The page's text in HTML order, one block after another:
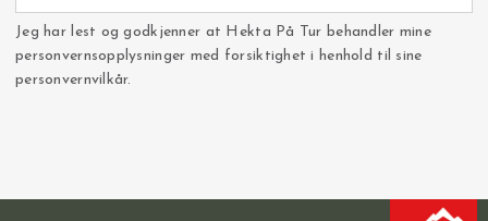
Jeg har lest og godkjenner at Hekta På Tur behandler mine
personvernsopplysninger med forsiktighet i henhold til sine
personvernvilkår.